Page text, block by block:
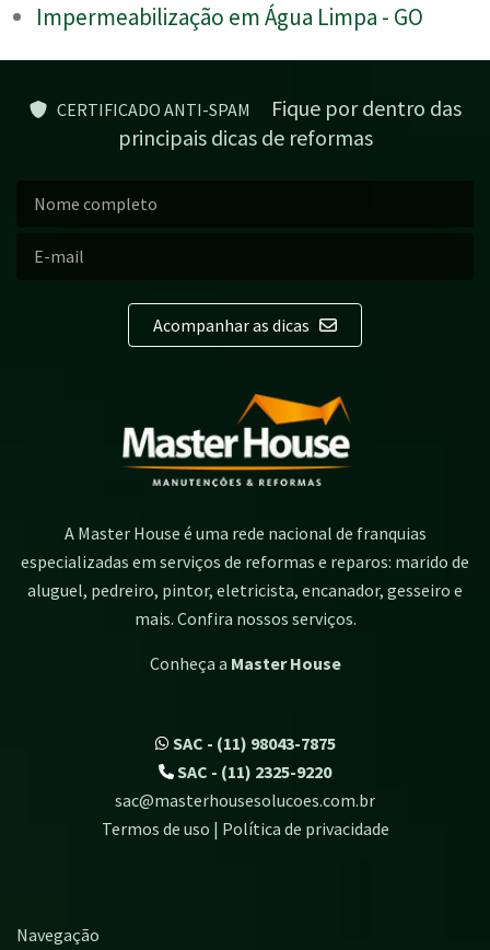
Impermeabilização em Água Limpa - GO
CERTIFICADO ANTI-SPAM
Fique por dentro das
principais dicas de reformas
Acompanhar as dicas
A Master House é uma rede nacional de franquias
especializadas em serviços de reformas e reparos: marido de
aluguel, pedreiro, pintor, eletricista, encanador, gesseiro e
mais. Confira nossos serviços.
Conheça a Master House
SAC - (11) 98043-7875
SAC - (11) 2325-9220
sac@masterhousesolucoes.com.br
Termos de uso | Política de privacidade
Navegação